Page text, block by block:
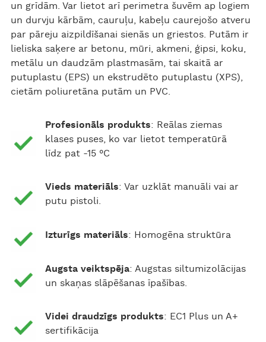
un grīdām. Var lietot arī perimetra šuvēm ap logiem
un durvju kārbām, cauruļu, kabeļu caurejošo atveru
par pāreju aizpildīšanai sienās un griestos. Putām ir
lieliska saķere ar betonu, mūri, akmeni, ģipsi, koku,
metālu un daudzām plastmasām, tai skaitā ar
putuplastu (EPS) un ekstrudēto putuplastu (XPS),
cietām poliuretāna putām un PVC.
Profesionāls produkts: Reālas ziemas
klases puses, ko var lietot temperatūrā
līdz pat -15 °C
Vieds materiāls: Var uzklāt manuāli vai ar
putu pistoli.
Izturīgs materiāls: Homogēna struktūra
Augsta veiktspēja: Augstas siltumizolācijas
un skaņas slāpēšanas īpašības.
Videi draudzīgs produkts: EC1 Plus un A+
sertifikācija